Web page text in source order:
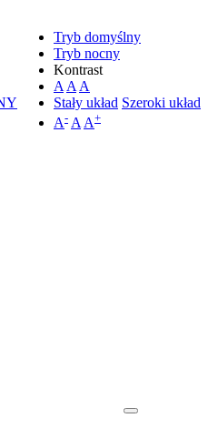
Tryb domyślny
Tryb nocny
Kontrast
A A A
Stały układ Szeroki układ
A- A A+